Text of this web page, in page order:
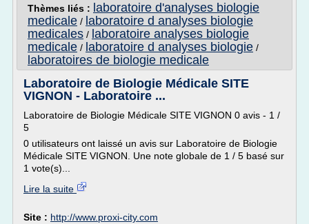
Thèmes liés : laboratoire d'analyses biologie
medicale / laboratoire d analyses biologie
medicales / laboratoire analyses biologie
medicale / laboratoire d analyses biologie /
laboratoires de biologie medicale
Laboratoire de Biologie Médicale SITE
VIGNON - Laboratoire ...
Laboratoire de Biologie Médicale SITE VIGNON 0 avis - 1 /
5
0 utilisateurs ont laissé un avis sur Laboratoire de Biologie
Médicale SITE VIGNON. Une note globale de 1 / 5 basé sur
1 vote(s)...
Lire la suite
Site : http://www.proxi-city.com